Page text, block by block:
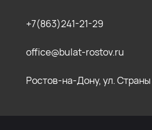
+7(863)241-21-29
office@bulat-rostov.ru
Ростов-на-Дону, ул.